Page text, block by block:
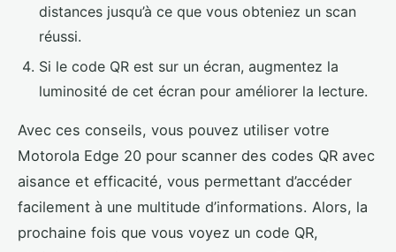
distances jusqu’à ce que vous obteniez un scan
réussi.
Si le code QR est sur un écran, augmentez la
luminosité de cet écran pour améliorer la lecture.
Avec ces conseils, vous pouvez utiliser votre
Motorola Edge 20 pour scanner des codes QR avec
aisance et efficacité, vous permettant d’accéder
facilement à une multitude d’informations. Alors, la
prochaine fois que vous voyez un code QR,